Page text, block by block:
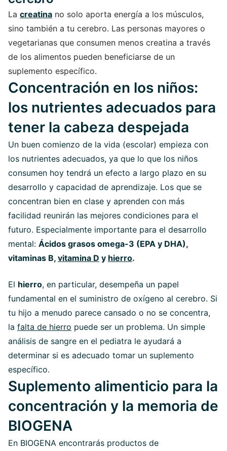
La creatina no solo aporta energía a los músculos,
sino también a tu cerebro. Las personas mayores o
vegetarianas que consumen menos creatina a través
de los alimentos pueden beneficiarse de un
suplemento específico.
Concentración en los niños:
los nutrientes adecuados para
tener la cabeza despejada
Un buen comienzo de la vida (escolar) empieza con
los nutrientes adecuados, ya que lo que los niños
consumen hoy tendrá un efecto a largo plazo en su
desarrollo y capacidad de aprendizaje. Los que se
concentran bien en clase y aprenden con más
facilidad reunirán las mejores condiciones para el
futuro. Especialmente importante para el desarrollo
mental: Ácidos grasos omega-3 (EPA y DHA),
vitaminas B, vitamina D y hierro.
El hierro, en particular, desempeña un papel
fundamental en el suministro de oxígeno al cerebro. Si
tu hijo a menudo parece cansado o no se concentra,
la falta de hierro puede ser un problema. Un simple
análisis de sangre en el pediatra le ayudará a
determinar si es adecuado tomar un suplemento
específico.
Suplemento alimenticio para la
concentración y la memoria de
BIOGENA
En BIOGENA encontrarás productos de